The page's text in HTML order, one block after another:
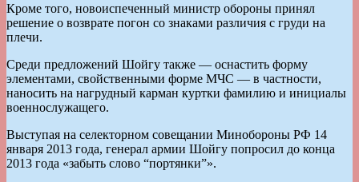
Кроме того, новоиспеченный министр обороны принял
решение о возврате погон со знаками различия с груди на
плечи.
Среди предложений Шойгу также — оснастить форму
элементами, свойственными форме МЧС — в частности,
наносить на нагрудный карман куртки фамилию и инициалы
военнослужащего.
Выступая на селекторном совещании Минобороны РФ 14
января 2013 года, генерал армии Шойгу попросил до конца
2013 года «забыть слово “портянки”».